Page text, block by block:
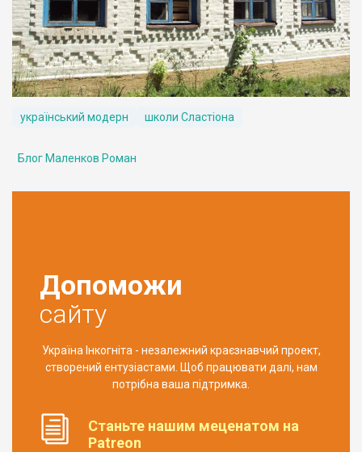
український модерн школи Сластіона
Блог Маленков Роман
Допоможи
сайту
Україна Інкогніта - незалежний краєзнавчий проект,
створений ентузіастами. Щоб працювати далі, нам
потрібна ваша підтримка.
Станьте нашим меценатом на
Patreon